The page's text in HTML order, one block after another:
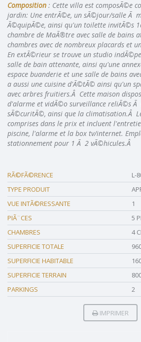
Composition : Cette villa est composÃ©e
jardin: Une entrÃ©e, un sÃ©jour/salle Ã
Ã©quipÃ©e, ainsi qu'un toilette invitÃ©s
chambre de MaÃ®tre avec salle de bains
chambres avec de nombreux placards et
En extÃ©rieur se trouve un studio
salle de bain attenante, ainsi qu'une
espace buanderie et une salle de bains
a aussi une cuisine d'Ã©tÃ© ainsi qu'un
avec arbres fruitiers.Â Cette maison
d'alarme et vidÃ©o surveillance reliÃ©s Ã
sÃ©curitÃ©, ainsi que la climatisation.Â
comprises dans le prix et incluent
piscine, l'alarme et la box tv/internet.
stationnement pour 1 Ã 2 vÃ©hicules.Â
RÃ©FÃ©RENCE
L-
TYPE PRODUIT
VUE INTÃ©RESSANTE
1
PIÃ¨CES
5
CHAMBRES
4
SUPERFICIE TOTALE
SUPERFICIE HABITABLE
SUPERFICIE TERRAIN
PARKINGS 2
IMPRIMER